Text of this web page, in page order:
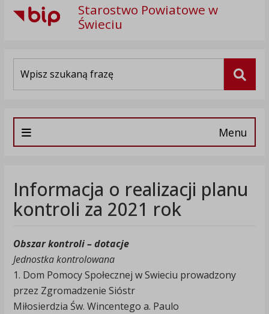
Starostwo Powiatowe w
Świeciu
Menu
Informacja o realizacji planu
kontroli za 2021 rok
Obszar kontroli – dotacje
Jednostka kontrolowana
1. Dom Pomocy Społecznej w Swieciu prowadzony
przez Zgromadzenie Sióstr
Miłosierdzia Św. Wincentego a. Paulo